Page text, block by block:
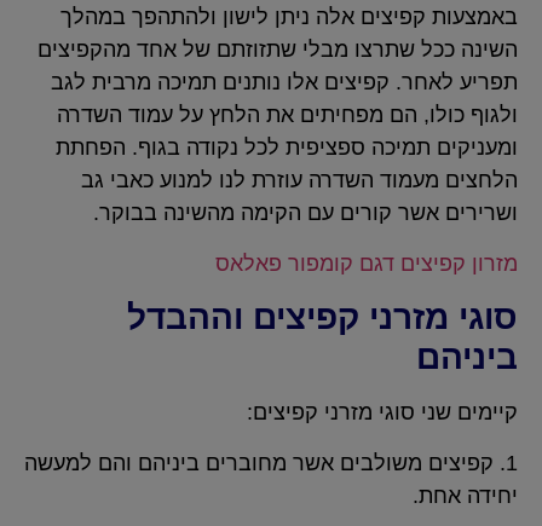
באמצעות קפיצים אלה ניתן לישון ולהתהפך במהלך
השינה ככל שתרצו מבלי שתזוזתם של אחד מהקפיצים
תפריע לאחר. קפיצים אלו נותנים תמיכה מרבית לגב
ולגוף כולו, הם מפחיתים את הלחץ על עמוד השדרה
ומעניקים תמיכה ספציפית לכל נקודה בגוף. הפחתת
הלחצים מעמוד השדרה עוזרת לנו למנוע כאבי גב
ושרירים אשר קורים עם הקימה מהשינה בבוקר.
מזרון קפיצים דגם קומפור פאלאס
סוגי מזרני קפיצים וההבדל
ביניהם
קיימים שני סוגי מזרני קפיצים:
1. קפיצים משולבים אשר מחוברים ביניהם והם למעשה
יחידה אחת.